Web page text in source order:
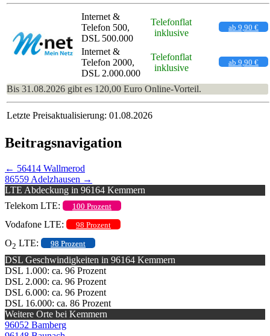
Internet &
Telefon 500,
DSL 500.000
Telefonflat
inklusive
ab 9,90 €
Internet &
Telefon 2000,
DSL 2.000.000
Telefonflat
inklusive
ab 9,90 €
Bis 31.08.2026 gibt es 120,00 Euro Online-Vorteil.
Letzte Preisaktualisierung: 01.08.2026
Beitragsnavigation
← 56414 Wallmerod
86559 Adelzhausen →
LTE Abdeckung in 96164 Kemmern
Telekom LTE:
100 Prozent
Vodafone LTE: 98 Prozent
O2 LTE: 98 Prozent
DSL Geschwindigkeiten in 96164 Kemmern
DSL 1.000: ca. 96 Prozent
DSL 2.000: ca. 96 Prozent
DSL 6.000: ca. 96 Prozent
DSL 16.000: ca. 86 Prozent
Weitere Orte bei Kemmern
96052 Bamberg